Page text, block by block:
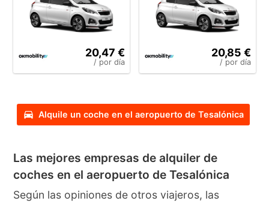
20,47 €
/ por día
20,85 €
/ por día
Alquile un coche en el aeropuerto de Tesalónica
Las mejores empresas de alquiler de
coches en el aeropuerto de Tesalónica
Según las opiniones de otros viajeros, las